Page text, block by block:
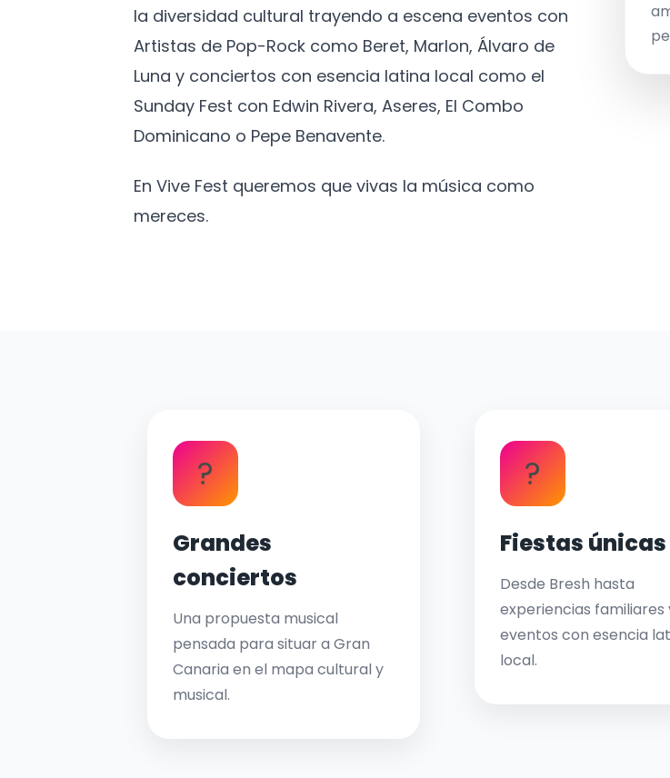
la diversidad cultural trayendo a escena eventos con
Artistas de Pop-Rock como Beret, Marlon, Álvaro de
Luna y conciertos con esencia latina local como el
Sunday Fest con Edwin Rivera, Aseres, El Combo
Dominicano o Pepe Benavente.
En Vive Fest queremos que vivas la música como
mereces.
?
Grandes
conciertos
Una propuesta musical
pensada para situar a Gran
Canaria en el mapa cultural y
musical.
?
Fiestas únicas
Desde Bresh hasta
experiencias familiares
eventos con esencia
local.